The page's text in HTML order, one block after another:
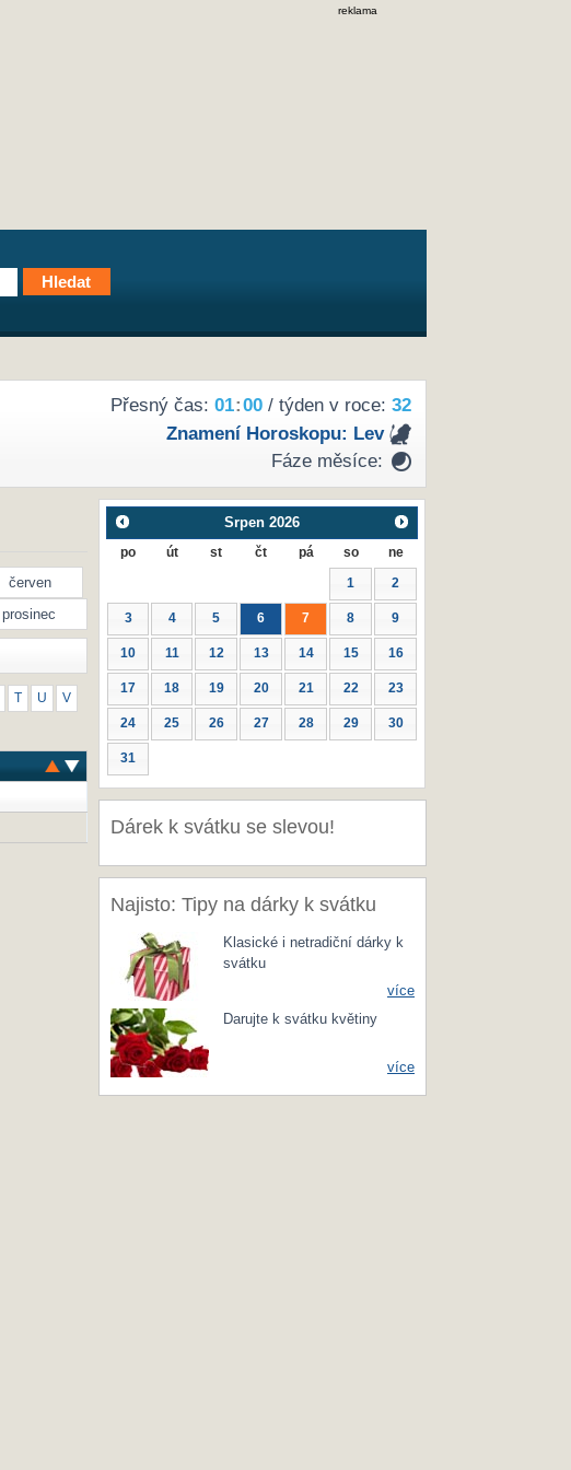
reklama
Přesný čas: 01:00/ týden v roce: 32
Znamení Horoskopu: Lev
Fáze měsíce:
červen
prosinec
U V
Srpen 2026
po út st čt pá so ne
1 2
3 4 5 6 7 8 9
10 11 12 13 14 15 16
17 18 19 20 21 22 23
24 25 26 27 28 29 30
31
Dárek k svátku se slevou!
Najisto: Tipy na dárky k svátku
Klasické i netradiční dárky k
svátku
více
Darujte k svátku květiny
více